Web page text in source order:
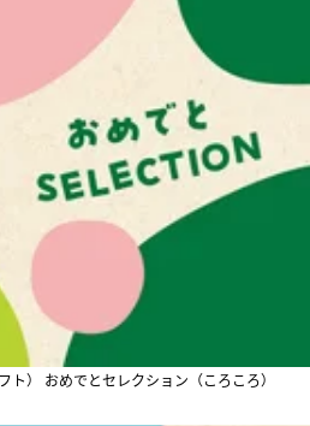
ト） おめでとセレクション（ころころ）